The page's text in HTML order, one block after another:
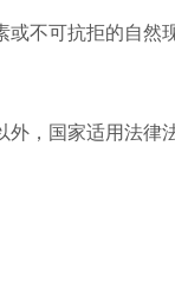
不可抗拒的自然
，国家适用法律